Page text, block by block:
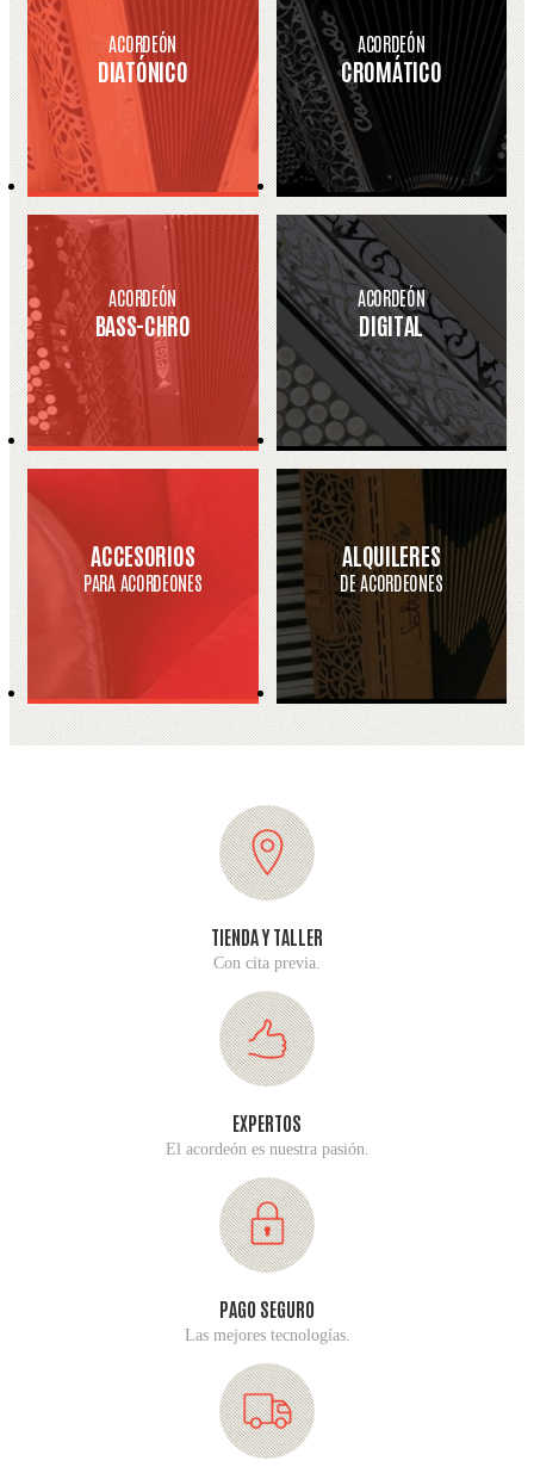
ACORDEÓN
DIATÓNICO
ACORDEÓN
CROMÁTICO
ACORDEÓN
BASS-CHRO
ACORDEÓN
DIGITAL
ACCESORIOS
PARA ACORDEONES
ALQUILERES
DE ACORDEONES
TIENDA Y TALLER
Con cita previa.
EXPERTOS
El acordeón es nuestra pasión.
PAGO SEGURO
Las mejores tecnologías.